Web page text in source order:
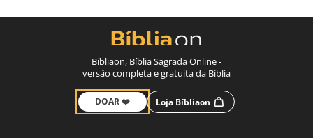
Bíbliaon, Bíblia Sagrada Online -
versão completa e gratuita da Bíblia
DOAR ❤️ Loja Bíbliaon